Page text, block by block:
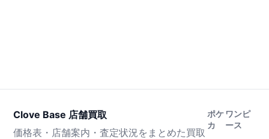
Clove Base 店舗買取
価格表・店舗案内・査定状況をまとめた買取
ポケ
カ
ワンピ
ース